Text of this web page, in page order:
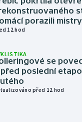
porazili
12 hod
se
před poslední
před 12 hod